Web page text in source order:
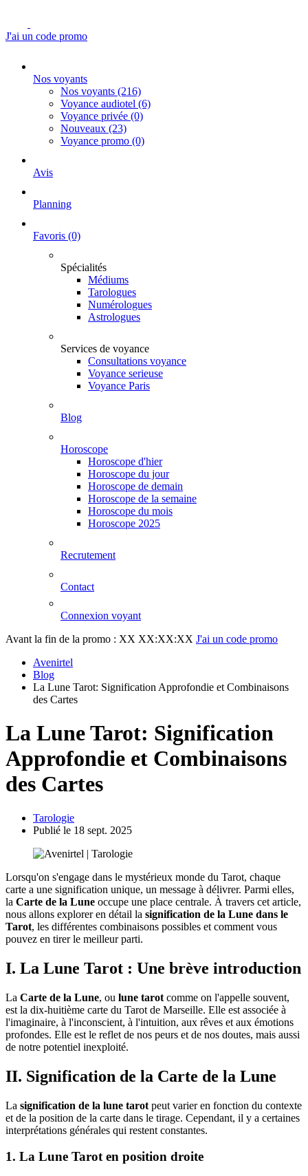
J'ai un code promo
Nos voyants
Nos voyants (216)
Voyance audiotel (6)
Voyance privée (0)
Nouveaux (23)
Voyance promo (0)
Avis
Planning
Favoris (0)
Spécialités
Médiums
Tarologues
Numérologues
Astrologues
Services de voyance
Consultations voyance
Voyance serieuse
Voyance Paris
Blog
Horoscope
Horoscope d'hier
Horoscope du jour
Horoscope de demain
Horoscope de la semaine
Horoscope du mois
Horoscope 2025
Recrutement
Contact
Connexion voyant
Avant la fin de la promo : XX XX:XX:XX J'ai un code promo
Avenirtel
Blog
La Lune Tarot: Signification Approfondie et Combinaisons
des Cartes
La Lune Tarot: Signification
Approfondie et Combinaisons
des Cartes
Tarologie
Publié le 18 sept. 2025
Lorsqu'on s'engage dans le mystérieux monde du Tarot, chaque
carte a une signification unique, un message à délivrer. Parmi elles,
la Carte de la Lune occupe une place centrale. À travers cet article,
nous allons explorer en détail la signification de la Lune dans le
Tarot, les différentes combinaisons possibles et comment vous
pouvez en tirer le meilleur parti.
I. La Lune Tarot : Une brève introduction
La Carte de la Lune, ou lune tarot comme on l'appelle souvent,
est la dix-huitième carte du Tarot de Marseille. Elle est associée à
l'imaginaire, à l'inconscient, à l'intuition, aux rêves et aux émotions
profondes. Elle est le reflet de nos peurs et de nos doutes, mais aussi
de notre potentiel inexploité.
II. Signification de la Carte de la Lune
La signification de la lune tarot peut varier en fonction du contexte
et de la position de la carte dans le tirage. Cependant, il y a certaines
interprétations générales qui restent constantes.
1. La Lune Tarot en position droite